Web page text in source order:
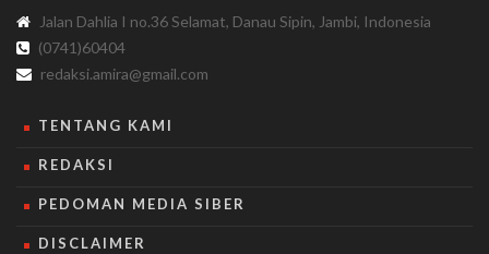
Jalan Dahlia I no.36 Selamat, Danau Sipin, Jambi, Indonesia
(0741)60404
redaksi.amira@gmail.com
TENTANG KAMI
REDAKSI
PEDOMAN MEDIA SIBER
DISCLAIMER